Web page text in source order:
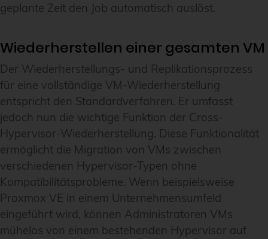
geplante Zeit den Job automatisch auslöst.
Wiederherstellen einer gesamten VM
Der Wiederherstellungs- und Replikationsprozess
für eine vollständige VM-Wiederherstellung
entspricht den Standardverfahren. Er umfasst
jedoch nun die wichtige Funktion der Cross-
Hypervisor-Wiederherstellung. Diese Funktionalität
ermöglicht die Migration von VMs zwischen
verschiedenen Hypervisor-Typen ohne
Kompatibilitätsprobleme. Wenn beispielsweise
Proxmox VE in einem Unternehmensumfeld
eingeführt wird, können Administratoren VMs
mühelos von einem bestehenden Hypervisor auf